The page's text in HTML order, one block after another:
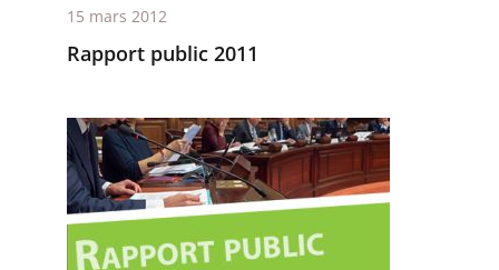
Rapport public 2011
15 mars 2012
Rapport
public
2012